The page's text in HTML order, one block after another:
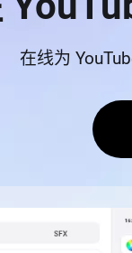
在线为